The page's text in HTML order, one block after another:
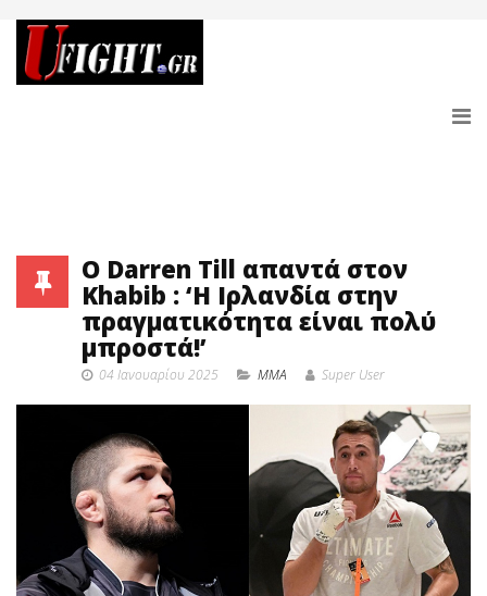
Ο Darren Till απαντά στον
Khabib : ‘Η Ιρλανδία στην
πραγματικότητα είναι πολύ
μπροστά!’
04 Ιανουαρίου 2025 MMA Super User